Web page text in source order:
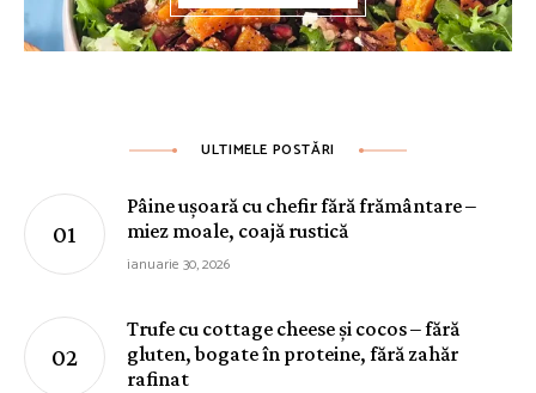
ULTIMELE POSTĂRI
Pâine ușoară cu chefir fără frământare –
miez moale, coajă rustică
ianuarie 30, 2026
Trufe cu cottage cheese și cocos – fără
gluten, bogate în proteine, fără zahăr
rafinat